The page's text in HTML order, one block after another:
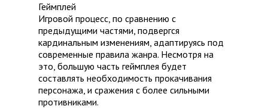
Геймплей
Игровой процесс, по сравнению с
предыдущими частями, подвергся
кардинальным изменениям, адаптируясь под
современные правила жанра. Несмотря на
это, большую часть геймплея будет
составлять необходимость прокачивания
персонажа, и сражения с более сильными
противниками.